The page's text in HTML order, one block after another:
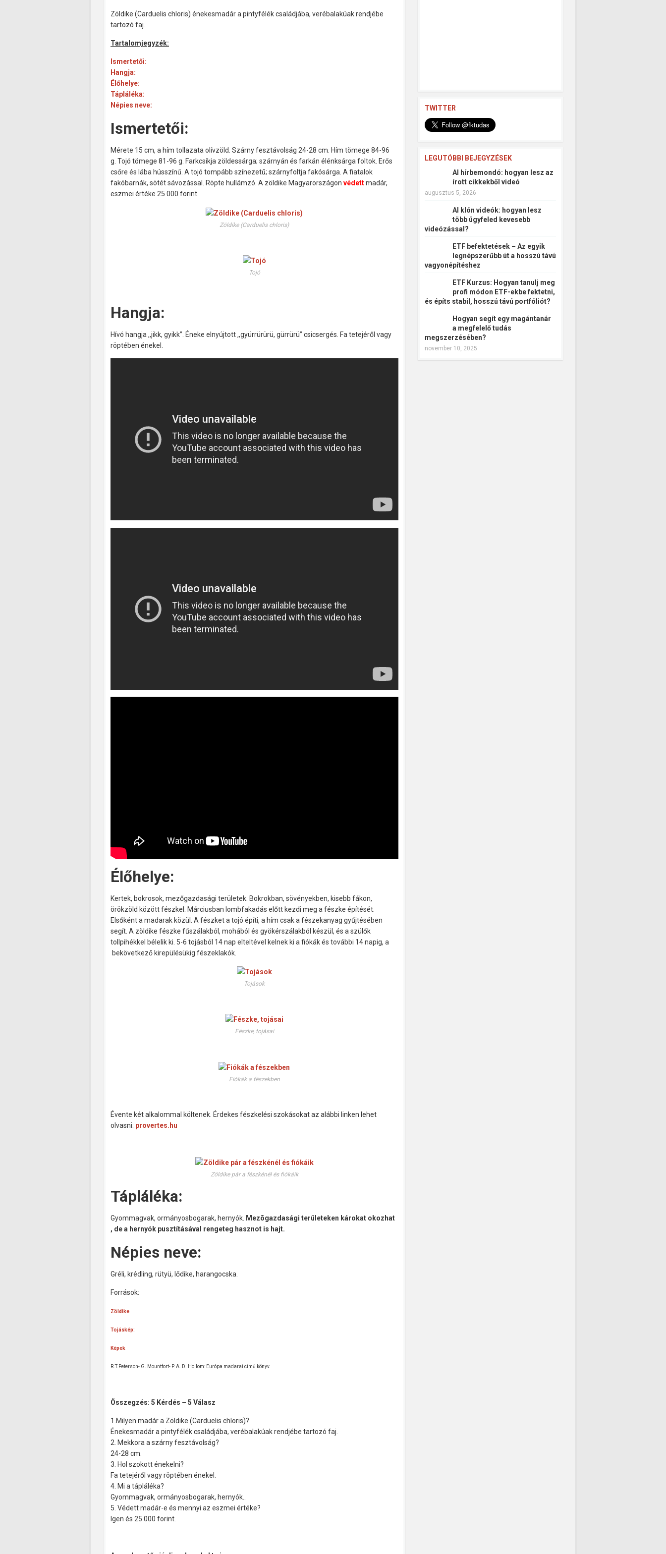
Zöldike (Carduelis chloris) énekesmadár a pintyfélék családjába, verébalakúak rendjébe
tartozó faj.
Tartalomjegyzék:
Ismertetői:
Hangja:
Élőhelye:
Tápláléka:
Népies neve:
Ismertetői:
Mérete 15 cm, a hím tollazata olívzöld. Szárny fesztávolság 24-28 cm. Hím tömege 84-96
g. Tojó tömege 81-96 g. Farkcsíkja zöldessárga; szárnyán és farkán élénksárga foltok. Erős
csőre és lába hússzínű. A tojó tompább színezetű; szárnyfoltja fakósárga. A fiatalok
fakóbarnák, sötét sávozással. Röpte hullámzó. A zöldike Magyarországon védettmadár,
eszmei értéke 25 000 forint.
Zöldike (Carduelis chloris)
Tojó
Hangja:
Hívó hangja ,,jikk, gyikk”. Éneke elnyújtott ,,gyürrürürü, gürrürü” csicsergés. Fa tetejéről vagy
röptében énekel.
Élőhelye:
Kertek, bokrosok, mezőgazdasági területek. Bokrokban, sövényekben, kisebb fákon,
örökzöld között fészkel. Márciusban lombfakadás előtt kezdi meg a fészke építését.
Elsőként a madarak közül. A fészket a tojó építi, a hím csak a fészekanyag gyűjtésében
segít. A zöldike fészke fűszálakból, mohából és gyökérszálakból készül, és a szülők
tollpihékkel bélelik ki. 5-6 tojásból 14 nap elteltével kelnek ki a fiókák és további 14 napig, a
bekövetkező kirepülésükig fészeklakók.
Tojások
Fészke, tojásai
Fiókák a fészekben
Évente két alkalommal költenek. Érdekes fészkelési szokásokat az alábbi linken lehet
olvasni: provertes.hu
Zöldike pár a fészkénél és fiókáik
Tápláléka:
Gyommagvak, ormányosbogarak, hernyók. Mezõgazdasági területeken károkat okozhat
, de a hernyók pusztításával rengeteg hasznot is hajt.
Népies neve:
Gréli, krédling, rütyü, lődike, harangocska.
Források:
Zöldike
Tojáskép:
Képek
R.T.Peterson- G. Mountfort- P. A. D. Hollom: Európa madarai című könyv.
Összegzés: 5 Kérdés – 5 Válasz
1.Milyen madár a Zöldike (Carduelis chloris)?
Énekesmadár a pintyfélék családjába, verébalakúak rendjébe tartozó faj.
2. Mekkora a szárny fesztávolság?
24-28 cm.
3. Hol szokott énekelni?
Fa tetejéről vagy röptében énekel.
4. Mi a tápláléka?
Gyommagvak, ormányosbogarak, hernyók..
5. Védett madár-e és mennyi az eszmei értéke?
Igen és 25 000 forint.
TWITTER
LEGUTÓBBI BEJEGYZÉSEK
AI hírbemondó: hogyan lesz az
írott cikkekből videó
augusztus 5, 2026
AI klón videók: hogyan lesz
több ügyfeled kevesebb
videózással?
ETF befektetések – Az egyik
legnépszerűbb út a hosszú távú
vagyonépítéshez
ETF Kurzus: Hogyan tanulj meg
profi módon ETF-ekbe fektetni,
és építs stabil, hosszú távú portfóliót?
Hogyan segít egy magántanár
a megfelelő tudás
megszerzésében?
november 10, 2025